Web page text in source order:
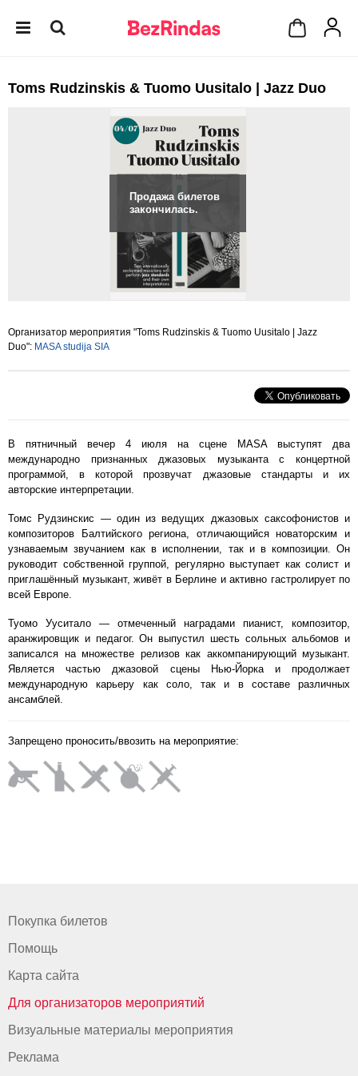
Toms Rudzinskis & Tuomo Uusitalo | Jazz Duo
Продажа билетов
закончилась.
Организатор мероприятия "Toms Rudzinskis & Tuomo Uusitalo | Jazz
Duo": MASA studija SIA
В пятничный вечер 4 июля на сцене MASA выступят два
международно признанных джазовых музыканта с концертной
программой, в которой прозвучат джазовые стандарты и их
авторские интерпретации.
Томс Рудзинскис — один из ведущих джазовых саксофонистов и
композиторов Балтийского региона, отличающийся новаторским и
узнаваемым звучанием как в исполнении, так и в композиции. Он
руководит собственной группой, регулярно выступает как солист и
приглашённый музыкант, живёт в Берлине и активно гастролирует по
всей Европе.
Туомо Ууситало — отмеченный наградами пианист, композитор,
аранжировщик и педагог. Он выпустил шесть сольных альбомов и
записался на множестве релизов как аккомпанирующий музыкант.
Является частью джазовой сцены Нью-Йорка и продолжает
международную карьеру как соло, так и в составе различных
ансамблей.
Запрещено проносить/ввозить на мероприятие:
Покупка билетов
Помощь
Карта сайта
Для организаторов мероприятий
Визуальные материалы мероприятия
Реклама